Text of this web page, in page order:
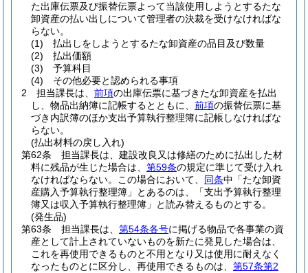
た出庫伝票及び振替伝票よって当該使用しようとするたな
卸資産の払い出しについて管理者の決裁を受けなければな
らない。
(1)
払出しをしようとするたな卸資産の品目及び数量
(2)
払出価額
(3)
予算科目
(4)
その他必要と認められる事項
2
担当課長は、 前項の出庫伝票に基づきたな卸資産を払出
し、物品出納簿に記帳するとともに、 前項の振替伝票に基
づき内訳簿のほか支出予算執行整理簿に記帳しなければな
らない。
(払出材料の戻し入れ)
第62条
担当課長は、建設改良又は修繕のために払出した材
料に残品が生じた場合は、 第59条の規定に準じて受け入れ
なければならない。
この場合において、 同条中「たな卸資
産購入予算執行整理簿」とあるのは、「支出予算執行整理
簿又は収入予算執行整理簿」と読み替えるものとする。
(発生品)
第63条
担当課長は、 第54条各号に掲げる物品で各事業の資
産として計上されていないものを新たに発見した場合は、
これを再使用できるものと不用となり又は使用に耐えなく
なったものとに区分し、再使用できるものは、 第57条第2